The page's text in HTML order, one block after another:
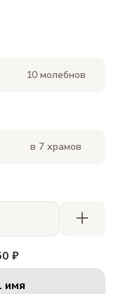
10 молебнов
в 7 храмов
+
₽
имя